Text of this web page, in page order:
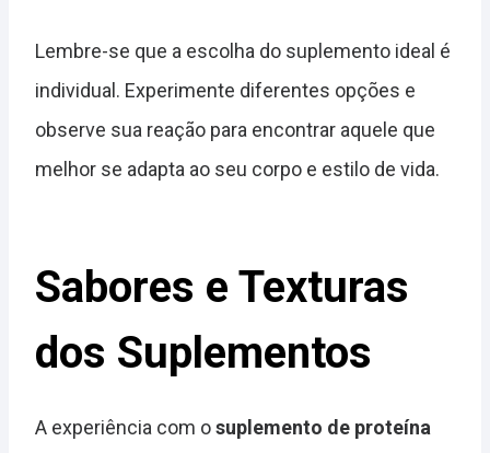
Lembre-se que a escolha do suplemento ideal é
individual. Experimente diferentes opções e
observe sua reação para encontrar aquele que
melhor se adapta ao seu corpo e estilo de vida.
Sabores e Texturas
dos Suplementos
A experiência com osuplemento de proteína